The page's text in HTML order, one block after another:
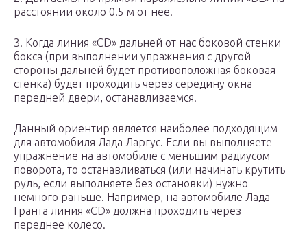
расстоянии около 0.5 м от нее.
3. Когда линия «CD» дальней от нас боковой стенки
бокса (при выполнении упражнения с другой
стороны дальней будет противоположная боковая
стенка) будет проходить через середину окна
передней двери, останавливаемся.
Данный ориентир является наиболее подходящим
для автомобиля Лада Ларгус. Если вы выполняете
упражнение на автомобиле с меньшим радиусом
поворота, то останавливаться (или начинать крутить
руль, если выполняете без остановки) нужно
немного раньше. Например, на автомобиле Лада
Гранта линия «CD» должна проходить через
переднее колесо.